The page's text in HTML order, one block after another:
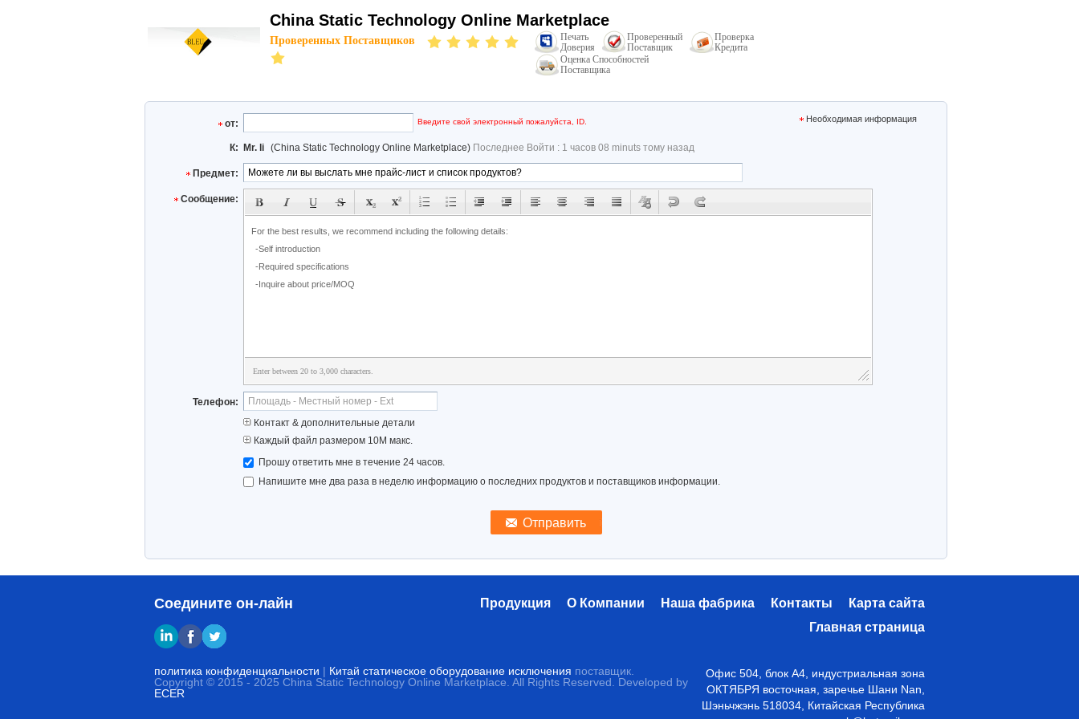
China Static Technology Online Marketplace
Проверенных Поставщиков
Печать
Доверия
Проверенный
Поставщик
Проверка
Кредита
Оценка Способностей
Поставщика
от: email
Введите свой электронный пожалуйста, ID. Необходимая информация
К: Mr. li (China Static Technology Online Marketplace) Последнее Войти : 1 часов 08 minuts тому назад
Предмет:
subject
Сообщение:
Enter between 20 to 3,000 characters.
Телефон:
Контакт & дополнительные детали
Каждый файл размером 10M макс.
Прошу ответить мне в течение 24 часов.
Напишите мне два раза в неделю информацию о последних продуктов и поставщиков информации.
Соедините он-лайн Карта сайта
Контакты
Наша фабрика
О Компании
Продукция
Главная страница
политика конфиденциальности | Китай статическое оборудование исключения поставщик.
Copyright © 2015 - 2025 China Static Technology Online Marketplace. All Rights Reserved. Developed by
ECER
Офис 504, блок A4, индустриальная зона
ОКТЯБРЯ восточная, заречье Шани Nan,
Шэньчжэнь 518034, Китайская Республика